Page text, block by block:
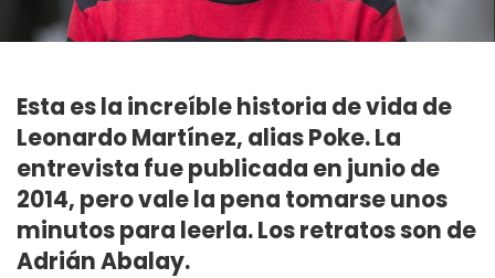
Esta es la increíble historia de vida de
Leonardo Martínez, alias Poke. La
entrevista fue publicada en junio de
2014, pero vale la pena tomarse unos
minutos para leerla. Los retratos son de
Adrián Abalay.